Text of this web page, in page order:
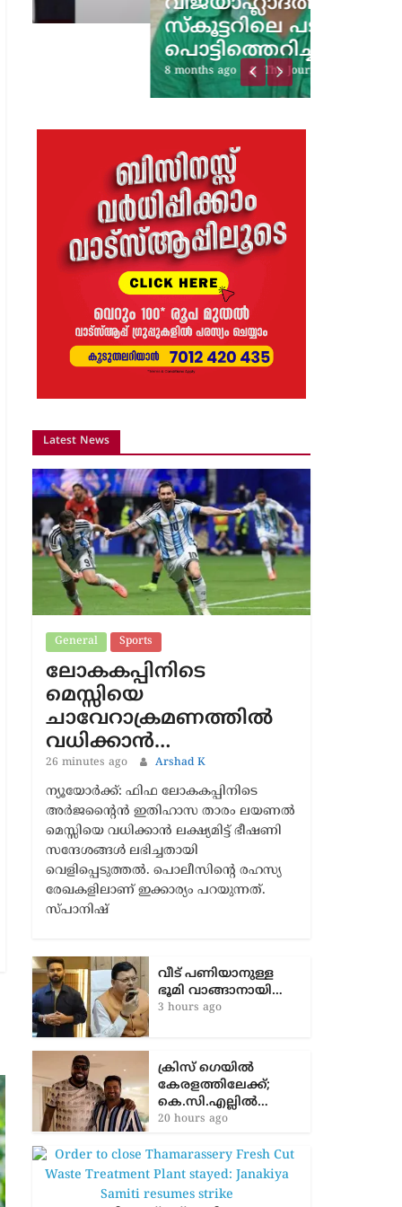
സ്കൂട്ടറിലെ പടക്കം
പൊട്ടിത്തെറിച്ചു;…
The Journal
Latest News
General Sports
ലോകകപ്പിനിടെ
മെസ്സിയെ
ചാവേറാക്രമണത്തിൽ
വധിക്കാൻ…
26 minutes ago Arshad K
ന്യൂയോർക്ക്: ഫിഫ ലോകകപ്പിനിടെ
അർജന്‍റൈൻ ഇതിഹാസ താരം ലയണൽ
മെസ്സിയെ വധിക്കാൻ ലക്ഷ്യമിട്ട് ഭീഷണി
സന്ദേശങ്ങൾ ലഭിച്ചതായി
വെളിപ്പെടുത്തൽ. പൊലീസിന്‍റെ രഹസ്യ
രേഖകളിലാണ് ഇക്കാര്യം പറയുന്നത്.
സ്പാനിഷ്
വീട് പണിയാനുള്ള
ഭൂമി വാങ്ങാനായി…
3 hours ago
ക്രിസ് ഗെയിൽ
കേരളത്തിലേക്ക്;
കെ.സി.എല്ലിൽ…
20 hours ago